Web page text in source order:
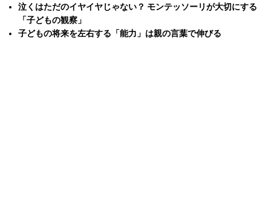
泣くはただのイヤイヤじゃない？ モンテッソーリが大切にする
「子どもの観察」
子どもの将来を左右する「能力」は親の言葉で伸びる